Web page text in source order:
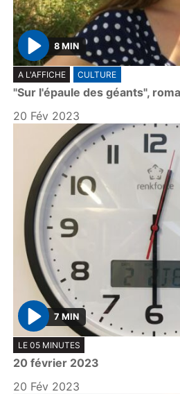
P
l
a
y
8 MIN
A L'AFFICHE CULTURE
"Sur l'épaule des géants",
20 Fév 2023
P
l
a
y
7 MIN
LE 05 MINUTES
20 février 2023
20 Fév 2023